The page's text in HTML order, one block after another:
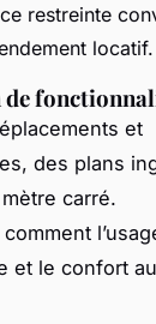
restreinte
locatif.
et
des plans
carré.
et le confort au